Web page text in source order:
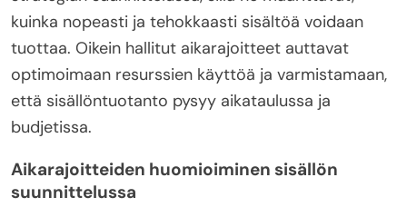
kuinka nopeasti ja tehokkaasti sisältöä voidaan
tuottaa. Oikein hallitut aikarajoitteet auttavat
optimoimaan resurssien käyttöä ja varmistamaan,
että sisällöntuotanto pysyy aikataulussa ja
budjetissa.
Aikarajoitteiden huomioiminen sisällön
suunnittelussa